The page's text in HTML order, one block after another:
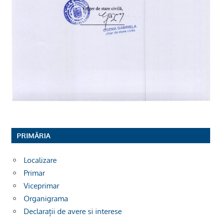
PRIMĂRIA
Localizare
Primar
Viceprimar
Organigrama
Declarații de avere si interese